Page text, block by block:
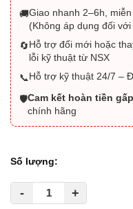
🚚Giao nhanh 2–6h,
(Không áp dụng đối
🔄Hỗ trợ đổi mới hoặc
lỗi kỹ thuật từ NSX
📞Hỗ trợ kỹ thuật 24/7 –
🛡️Cam kết hoàn tiền
chính hãng
Số lượng:
- +